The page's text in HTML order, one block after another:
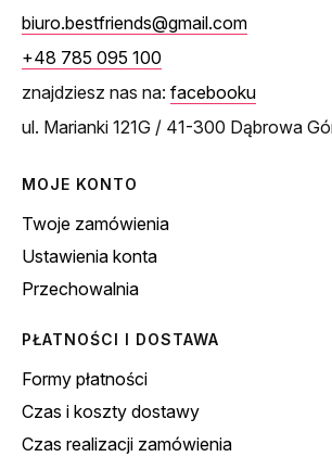
biuro.bestfriends@gmail.com
+48 785 095 100
znajdziesz nas na: facebooku
ul. Marianki 121G / 41-300 Dąbrowa
MOJE KONTO
Twoje zamówienia
Ustawienia konta
Przechowalnia
PŁATNOŚCI I DOSTAWA
Formy płatności
Czas i koszty dostawy
Czas realizacji zamówienia